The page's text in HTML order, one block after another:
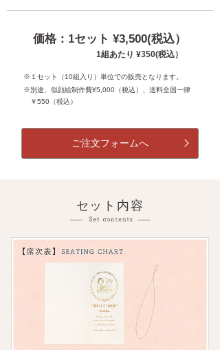
価格：1セット ¥3,500(税込）
1組あたり ¥350(税込）
※１セット（10組入り）単位での販売となります。
※別途、似顔絵制作費¥5,000（税込）、送料全国一律
￥550（税込）
ご注文フォームへ
セット内容